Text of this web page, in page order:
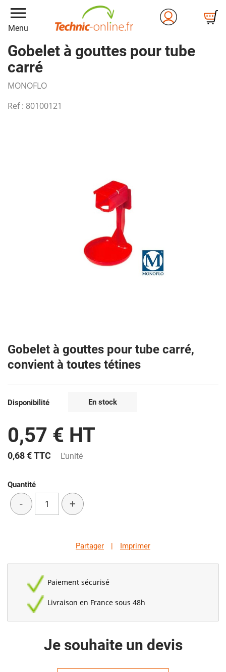
menu
Menu
Gobelet à gouttes pour tube
carré
MONOFLO
Ref : 80100121
Gobelet à gouttes pour tube carré,
convient à toutes tétines
Disponibilité En stock
0,57 € HT
0,68 €TTC L'unité
Quantité
- +
Partager | Imprimer
Paiement sécurisé
Livraison en France sous 48h
Je souhaite un devis